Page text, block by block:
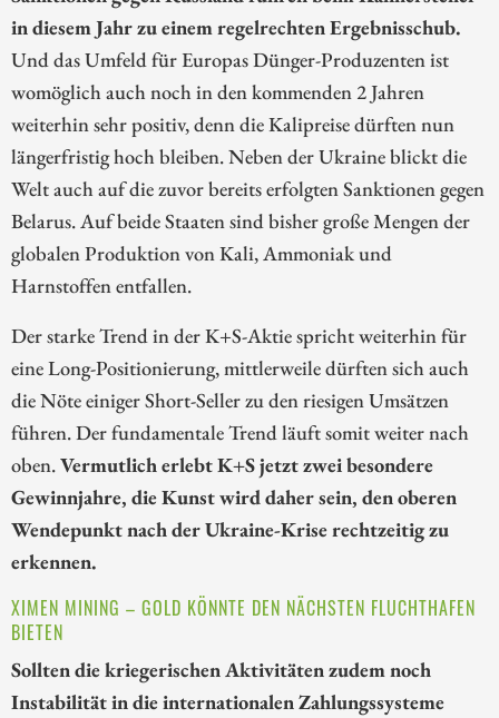
in diesem Jahr zu einem regelrechten Ergebnisschub.
Und das Umfeld für Europas Dünger-Produzenten ist
womöglich auch noch in den kommenden 2 Jahren
weiterhin sehr positiv, denn die Kalipreise dürften nun
längerfristig hoch bleiben. Neben der Ukraine blickt die
Welt auch auf die zuvor bereits erfolgten Sanktionen gegen
Belarus. Auf beide Staaten sind bisher große Mengen der
globalen Produktion von Kali, Ammoniak und
Harnstoffen entfallen.
Der starke Trend in der K+S-Aktie spricht weiterhin für
eine Long-Positionierung, mittlerweile dürften sich auch
die Nöte einiger Short-Seller zu den riesigen Umsätzen
führen. Der fundamentale Trend läuft somit weiter nach
oben.Vermutlich erlebt K+S jetzt zwei besondere
Gewinnjahre, die Kunst wird daher sein, den oberen
Wendepunkt nach der Ukraine-Krise rechtzeitig zu
erkennen.
XIMEN MINING – GOLD KÖNNTE DEN NÄCHSTEN FLUCHTHAFEN
BIETEN
Sollten die kriegerischen Aktivitäten zudem noch
Instabilität in die internationalen Zahlungssysteme